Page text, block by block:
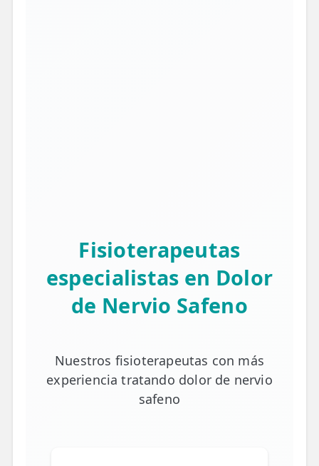
Fisioterapeutas
especialistas en Dolor
de Nervio Safeno
Nuestros fisioterapeutas con más
experiencia tratando dolor de nervio
safeno